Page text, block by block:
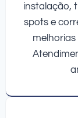
instalação,
spots e
melhorias